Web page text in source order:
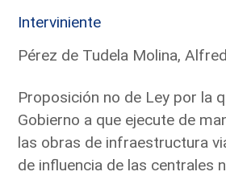
Interviniente
Pérez de Tudela Molina,
Proposición no de Ley por la
Gobierno a que ejecute de
las obras de infraestructura
de influencia de las centrales